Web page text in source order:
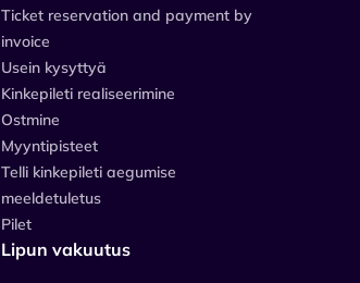
Ticket reservation and payment by
invoice
Usein kysyttyä
Kinkepileti realiseerimine
Ostmine
Myyntipisteet
Telli kinkepileti aegumise
meeldetuletus
Pilet
Lipun vakuutus